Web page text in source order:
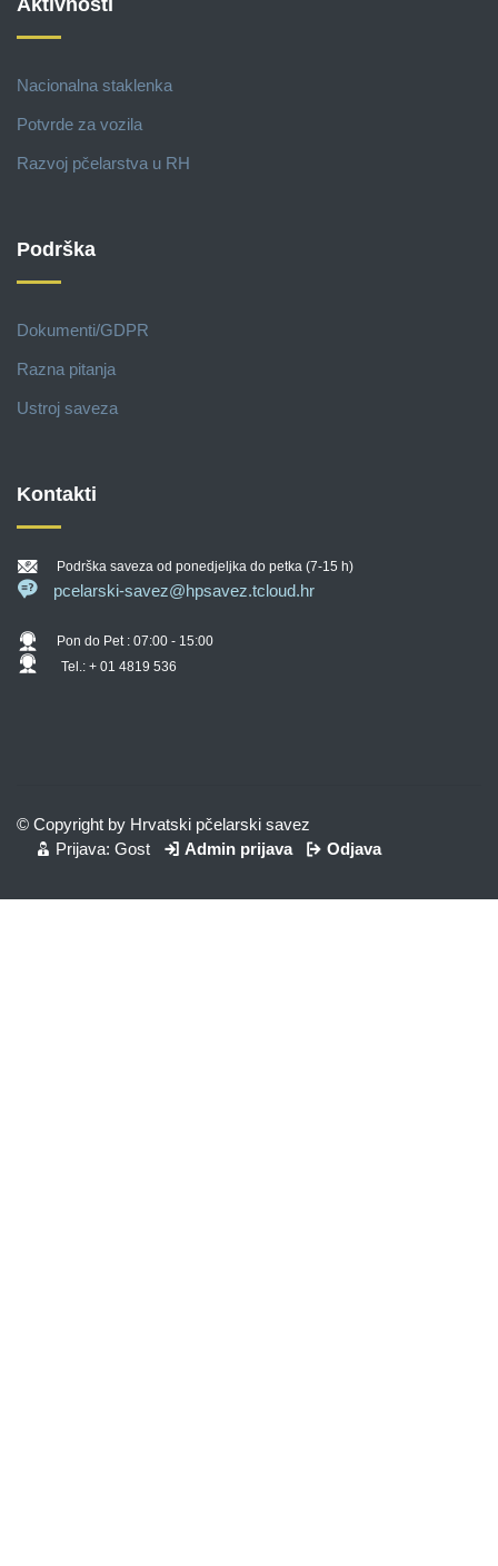
Nacionalna staklenka
Potvrde za vozila
Razvoj pčelarstva u RH
Podrška
Dokumenti/GDPR
Razna pitanja
Ustroj saveza
Kontakti
Podrška saveza od ponedjeljka do petka (7-15 h)
pcelarski-savez@hpsavez.tcloud.hr
Pon do Pet : 07:00 - 15:00
Tel.: + 01 4819 536
© Copyright by Hrvatski pčelarski savez
Prijava: Gost
Admin prijava Odjava